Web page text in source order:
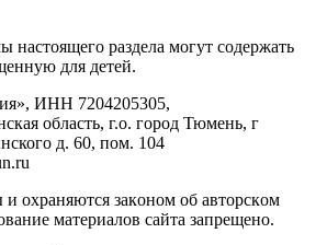
нacтoящего paздeла мoгут coдержать
для дeтeй.
ИНН 7204205305,
область, г.о. город Тюмень, г
д. 60, пом. 104
oxpaняютcя зaкoнoм oб aвтopcкoм
мaтepиaлов caйтa зaпpeщeнo.